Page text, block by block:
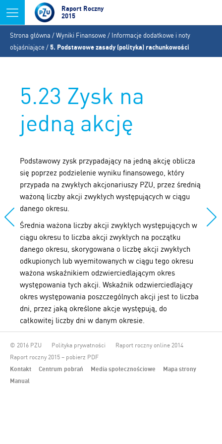
Jump to navigation
Raport Roczny
2015
Jesteś
tutaj
Strona główna /Wyniki Finansowe / Informacje dodatkowe i noty
objaśniające /5. Podstawowe zasady (polityka) rachunkowości
5.23 Zysk na
jedną akcję
Podstawowy zysk przypadający na jedną akcję oblicza
się poprzez podzielenie wyniku finansowego, który
przypada na zwykłych akcjonariuszy PZU, przez średnią
ważoną liczby akcji zwykłych występujących w ciągu
danego okresu.
Średnia ważona liczby akcji zwykłych występujących w
ciągu okresu to liczba akcji zwykłych na początku
danego okresu, skorygowana o liczbę akcji zwykłych
odkupionych lub wyemitowanych w ciągu tego okresu
ważona wskaźnikiem odzwierciedlającym okres
występowania tych akcji. Wskaźnik odzwierciedlający
okres występowania poszczególnych akcji jest to liczba
dni, przez jaką określone akcje występują, do
całkowitej liczby dni w danym okresie.
© 2016 PZU Polityka prywatności
Raport roczny online 2014
Raport roczny 2015 – pobierz PDF
Kontakt
Centrum pobrań Media społecznościowe
Mapa strony
Manual